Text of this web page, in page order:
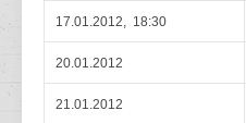
17.01.2012, 18:30
20.01.2012
21.01.2012